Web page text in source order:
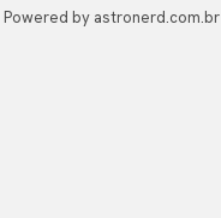
by astronerd.com.br